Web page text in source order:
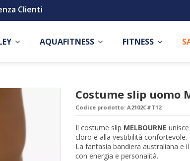
Clienti
AQUAFITNESS FITNESS
Costume slip uomo
Codice prodotto: A2102C#T12
Il costume slip MELBOURNE
cloro e alla vestibilità confortevole.
La fantasia bandiera australiana e
con energia e personalità.